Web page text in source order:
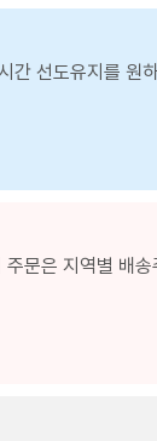
간 선도유지를 원
문은 지역별 배